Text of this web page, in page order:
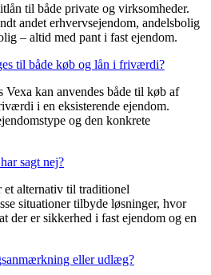
til både private og virksomheder.
andet erhvervsejendom, andelsbolig
– altid med pant i fast ejendom.
til både køb og lån i friværdi?
Vexa kan anvendes både til køb af
i en eksisterende ejendom.
og den konkrete
sagt nej?
alternativ til traditionel
situationer tilbyde løsninger, hvor
der er sikkerhed i fast ejendom og en
eller udlæg?